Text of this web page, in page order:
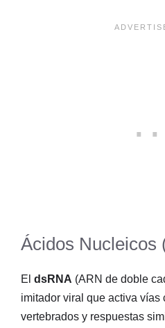
Ácidos Nucleicos
El dsRNA (ARN de doble
imitador viral que activa vías
vertebrados y respuestas